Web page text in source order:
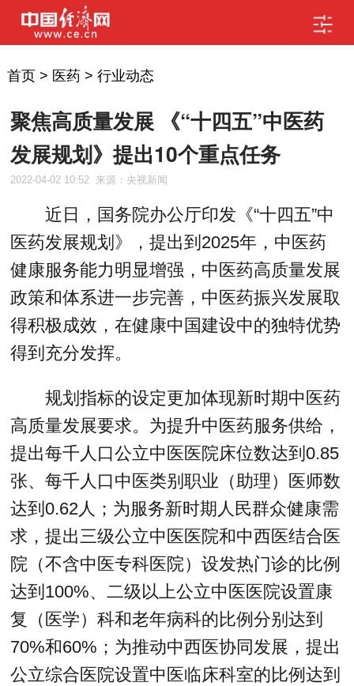
首页> 医药> 行业动态
聚焦高质量发展 《“十四五”中医药
发展规划》提出10个重点任务
2022-04-02 10:52 来源：央视新闻
近日，国务院办公厅印发《“十四五”中
医药发展规划》，提出到2025年，中医药
健康服务能力明显增强，中医药高质量发展
政策和体系进一步完善，中医药振兴发展取
得积极成效，在健康中国建设中的独特优势
得到充分发挥。
规划指标的设定更加体现新时期中医药
高质量发展要求。为提升中医药服务供给，
提出每千人口公立中医医院床位数达到0.85
张、每千人口中医类别职业（助理）医师数
达到0.62人；为服务新时期人民群众健康需
求，提出三级公立中医医院和中西医结合医
院（不含中医专科医院）设发热门诊的比例
达到100%、二级以上公立中医医院设置康
复（医学）科和老年病科的比例分别达到
70%和60%；为推动中西医协同发展，提出
公立综合医院设置中医临床科室的比例达到